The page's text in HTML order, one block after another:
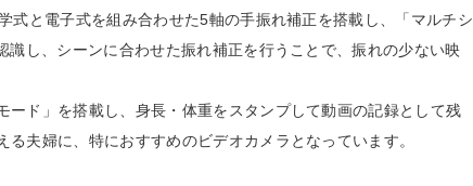
式と電子式を組み合わせた5軸の手振れ補正を搭載し、「マルチシ
識し、シーンに合わせた振れ補正を行うことで、振れの少ない映
ード」を搭載し、身長・体重をスタンプして動画の記録として残
夫婦に、特におすすめのビデオカメラとなっています。